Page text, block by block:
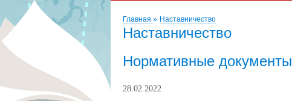
Главная » Наставничество
Наставничество
Нормативные документы
28.02.2022